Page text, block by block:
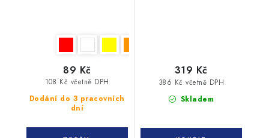
Dodání do 3 pracovních
dní
108 Kč včetně DPH
89 Kč
Skladem
386 Kč včetně DPH
319 Kč